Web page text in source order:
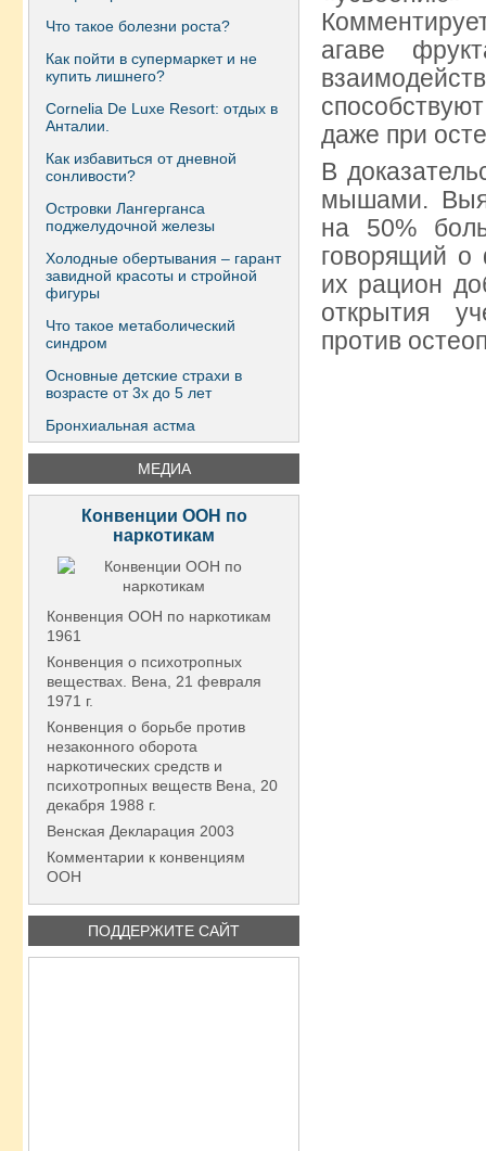
Что такое болезни роста?
Как пойти в супермаркет и не
купить лишнего?
Сornelia De Luxe Resort: отдых в
Анталии.
Как избавиться от дневной
сонливости?
Островки Лангерганса
поджелудочной железы
Холодные обертывания – гарант
завидной красоты и стройной
фигуры
Что такое метаболический
синдром
Основные детские страхи в
возрасте от 3х до 5 лет
Бронхиальная астма
МЕДИА
Конвенции ООН по
наркотикам
Конвенция ООН по наркотикам
1961
Конвенция о психотропных
веществах. Вена, 21 февраля
1971 г.
Конвенция о борьбе против
незаконного оборота
наркотических средств и
психотропных веществ Вена, 20
декабря 1988 г.
Венская Декларация 2003
Комментарии к конвенциям
ООН
ПОДДЕРЖИТЕ САЙТ
агаве
даже при
В
мышами.
на 50%
говорящий о
их рацион
открытия
против